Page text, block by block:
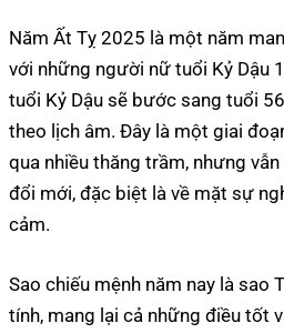
Năm Ất Tỵ 2025 là một năm
với những người nữ tuổi Kỷ Dậu
tuổi Kỷ Dậu sẽ bước sang tuổi
theo lịch âm. Đây là một giai
qua nhiều thăng trầm, nhưng
đổi mới, đặc biệt là về mặt sự
cảm.
Sao chiếu mệnh năm nay là sao
tính, mang lại cả những điều tốt